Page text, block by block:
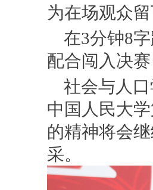
为在场观众
在3分钟8
配合闯入决
社会与人
中国人民大
的精神将会
采。